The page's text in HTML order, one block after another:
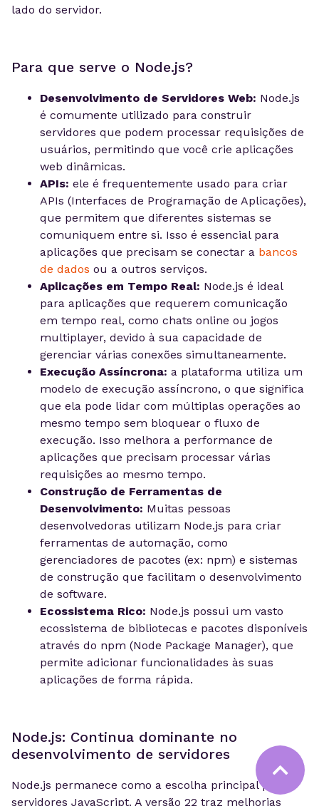
lado do servidor.
Para que serve o Node.js?
Desenvolvimento de Servidores Web: Node.js
é comumente utilizado para construir
servidores que podem processar requisições de
usuários, permitindo que você crie aplicações
web dinâmicas.
APIs: ele é frequentemente usado para criar
APIs (Interfaces de Programação de Aplicações),
que permitem que diferentes sistemas se
comuniquem entre si. Isso é essencial para
aplicações que precisam se conectar a bancos
de dados ou a outros serviços.
Aplicações em Tempo Real: Node.js é ideal
para aplicações que requerem comunicação
em tempo real, como chats online ou jogos
multiplayer, devido à sua capacidade de
gerenciar várias conexões simultaneamente.
Execução Assíncrona: a plataforma utiliza um
modelo de execução assíncrono, o que significa
que ela pode lidar com múltiplas operações ao
mesmo tempo sem bloquear o fluxo de
execução. Isso melhora a performance de
aplicações que precisam processar várias
requisições ao mesmo tempo.
Construção de Ferramentas de
Desenvolvimento: Muitas pessoas
desenvolvedoras utilizam Node.js para criar
ferramentas de automação, como
gerenciadores de pacotes (ex: npm) e sistemas
de construção que facilitam o desenvolvimento
de software.
Ecossistema Rico: Node.js possui um vasto
ecossistema de bibliotecas e pacotes disponíveis
através do npm (Node Package Manager), que
permite adicionar funcionalidades às suas
aplicações de forma rápida.
Node.js: Continua dominante no
desenvolvimento de servidores
Node.js permanece como a escolha principal para
servidores JavaScript. A versão 22 traz melhorias